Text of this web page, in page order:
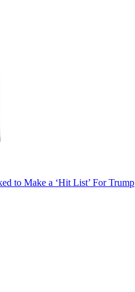
to Make a ‘Hit List’ For Trump